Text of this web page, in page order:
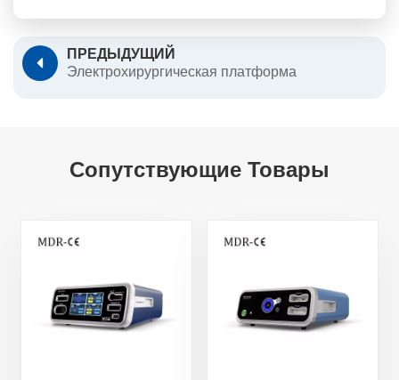
ПРЕДЫДУЩИЙ
Электрохирургическая платформа
Сопутствующие Товары